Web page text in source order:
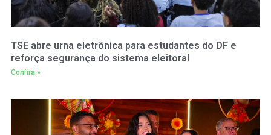
TSE abre urna eletrônica para estudantes do DF e
reforça segurança do sistema eleitoral
Confira »